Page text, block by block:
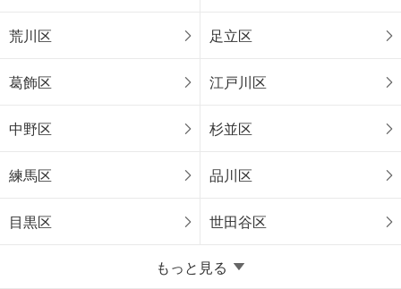
荒川区 足立区
葛飾区 江戸川区
中野区 杉並区
練馬区 品川区
目黒区 世田谷区
もっと見る